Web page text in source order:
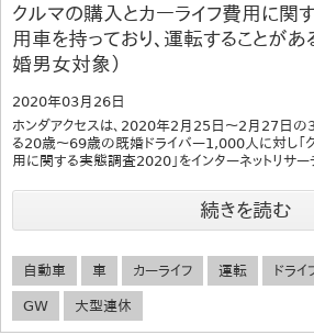
クルマの購入とカーライフ費用に関
用車を持っており、運転することが
婚男女対象）
2020年03月26日
ホンダアクセスは、2020年2月25日～2月27日の
る20歳～69歳の既婚ドライバー1,000人に対し「
用に関する実態調査2020」をインターネットリサ
続きを読む
自動車 車 カーライフ 運転 ドライ
GW 大型連休